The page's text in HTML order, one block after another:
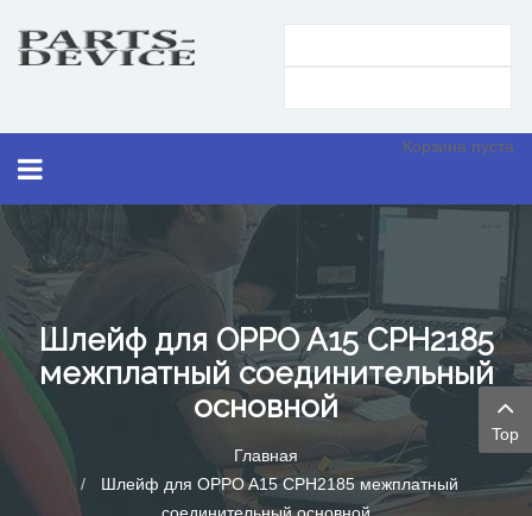
Корзина пуста
Шлейф для OPPO A15 CPH2185
межплатный соединительный
основной
Главная
Шлейф для OPPO A15 CPH2185 межплатный
Top